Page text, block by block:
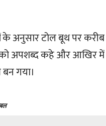
के अनुसार टोल बूथ पर
अपशब्द कहे और आखिर में
गया।